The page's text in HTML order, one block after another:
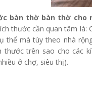
bàn thờ bàn thờ cho
thước cần quan tâm là:
thể mà tùy theo nhà
thước trên sao cho các
ở chợ, siêu thị).